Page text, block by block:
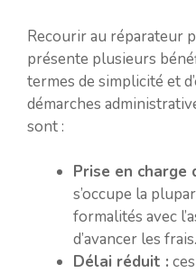
Recourir au réparateur
présente plusieurs
termes de simplicité et
démarches
sont :
Prise en charge
s’occupe la
formalités avec
d’avancer les frais.
Délai réduit :